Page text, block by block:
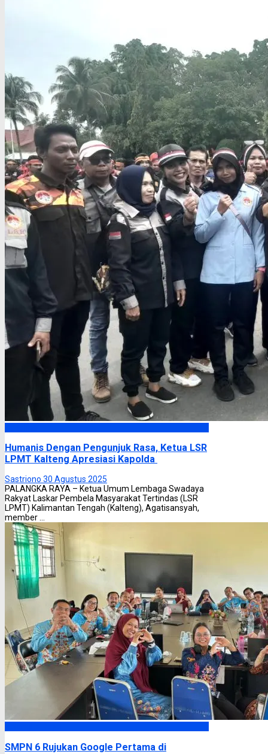
Humanis Dengan Pengunjuk Rasa, Ketua LSR
LPMT Kalteng Apresiasi Kapolda
Sastriono 30 Agustus 2025
PALANGKA RAYA – Ketua Umum Lembaga Swadaya
Rakyat Laskar Pembela Masyarakat Tertindas (LSR
LPMT) Kalimantan Tengah (Kalteng), Agatisansyah,
member ...
SMPN 6 Rujukan Google Pertama di